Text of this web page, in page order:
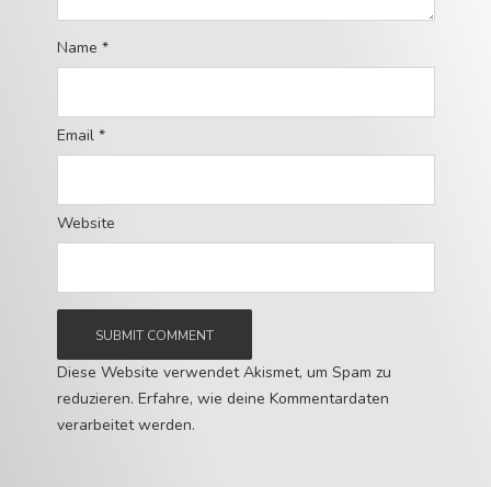
Name *
Email *
Website
Diese Website verwendet Akismet, um Spam zu
reduzieren. Erfahre, wie deine Kommentardaten
verarbeitet werden.